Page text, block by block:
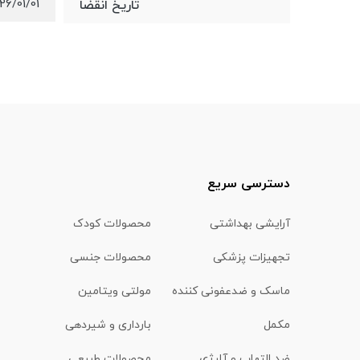
تاریخ انقضا 01/01
دسترسی سریع
آرایشی بهداشتی محصولات کودک
تجهیزات پزشکی محصولات جنسی
ماسک و ضدعفونی کننده مولتی ویتامین
مکمل بارداری و شیردهی